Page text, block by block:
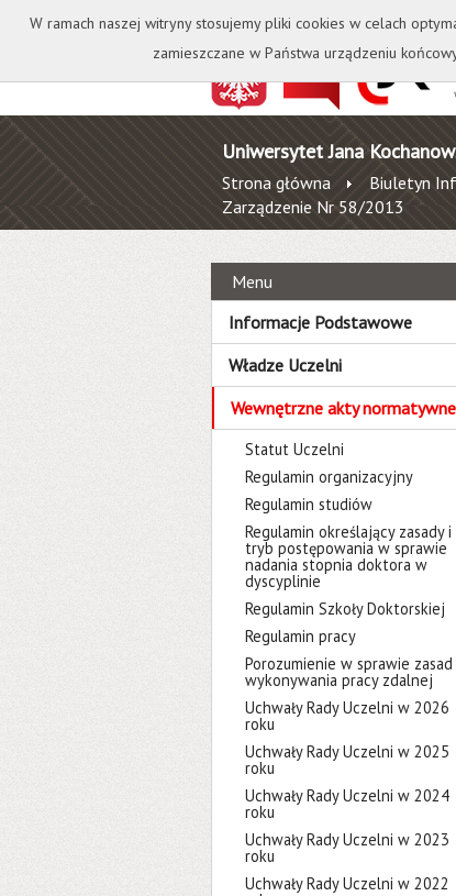
Kontakt
Uniwersytet Jana
Strona główna Biuletyn
Zarządzenie Nr 58/2013
Menu
Informacje Podstawowe
Władze Uczelni
Wewnętrzne akty normatywne
Statut Uczelni
Regulamin organizacyjny
Regulamin studiów
Regulamin określający zasady i
tryb postępowania w sprawie
nadania stopnia doktora w
dyscyplinie
Regulamin Szkoły Doktorskiej
Regulamin pracy
Porozumienie w sprawie zasad
wykonywania pracy zdalnej
Uchwały Rady Uczelni w 2026
roku
Uchwały Rady Uczelni w 2025
roku
Uchwały Rady Uczelni w 2024
roku
Uchwały Rady Uczelni w 2023
roku
Uchwały Rady Uczelni w 2022
W ramach naszej witryny stosujemy pliki cookies w celach
zamieszczane w Państwa urządzeniu